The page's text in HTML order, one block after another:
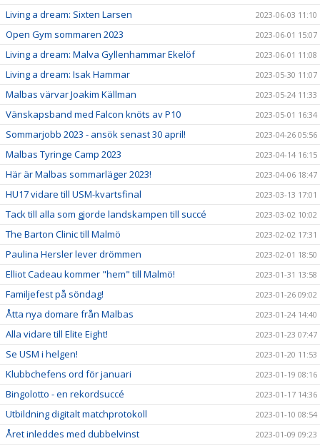
Living a dream: Sixten Larsen 2023-06-03 11:10
Open Gym sommaren 2023 2023-06-01 15:07
Living a dream: Malva Gyllenhammar Ekelöf 2023-06-01 11:08
Living a dream: Isak Hammar 2023-05-30 11:07
Malbas värvar Joakim Källman 2023-05-24 11:33
Vänskapsband med Falcon knöts av P10 2023-05-01 16:34
Sommarjobb 2023 - ansök senast 30 april! 2023-04-26 05:56
Malbas Tyringe Camp 2023 2023-04-14 16:15
Här är Malbas sommarläger 2023! 2023-04-06 18:47
HU17 vidare till USM-kvartsfinal 2023-03-13 17:01
Tack till alla som gjorde landskampen till succé 2023-03-02 10:02
The Barton Clinic till Malmö 2023-02-02 17:31
Paulina Hersler lever drömmen 2023-02-01 18:50
Elliot Cadeau kommer "hem" till Malmö! 2023-01-31 13:58
Familjefest på söndag! 2023-01-26 09:02
Åtta nya domare från Malbas 2023-01-24 14:40
Alla vidare till Elite Eight! 2023-01-23 07:47
Se USM i helgen! 2023-01-20 11:53
Klubbchefens ord för januari 2023-01-19 08:16
Bingolotto - en rekordsuccé 2023-01-17 14:36
Utbildning digitalt matchprotokoll 2023-01-10 08:54
Året inleddes med dubbelvinst 2023-01-09 09:23